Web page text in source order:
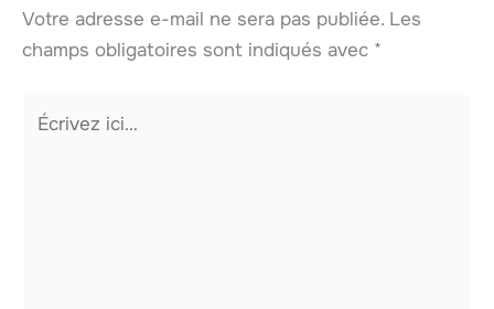
Votre adresse e-mail ne sera pas publiée. Les
champs obligatoires sont indiqués avec *
Écrivez